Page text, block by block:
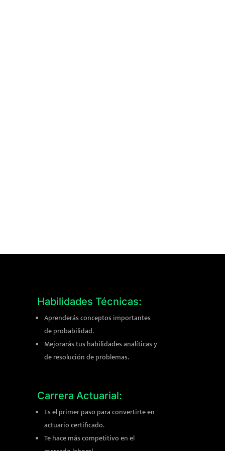
Habilidades Técnicas:
Aprenderás conceptos importantes
de probabilidad.
Mejorarás tus habilidades analíticas y
de resolución de problemas.
Carrera Actuarial:
Es el primer paso para convertirte en
actuario certificado.
Te hace más competitivo en el